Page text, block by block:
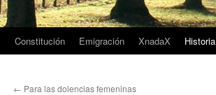
Constitución Emigración XnadaX Historia
← Para las dolencias femeninas